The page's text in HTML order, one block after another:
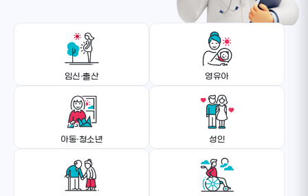
임신·출산 영유아
아동·청소년 성인